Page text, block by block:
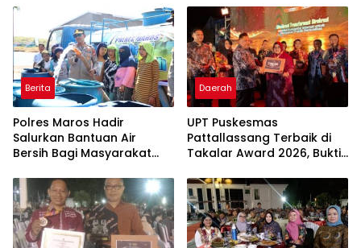
Masyarakat
Berita
Polres Maros Hadir
Salurkan Bantuan Air
Bersih Bagi Masyarakat
Di Maros
Daerah
UPT Puskesmas
Pattallassang Terbaik di
Takalar Award 2026, Bukti
Pelayanan Kesehatan
Berkualitas